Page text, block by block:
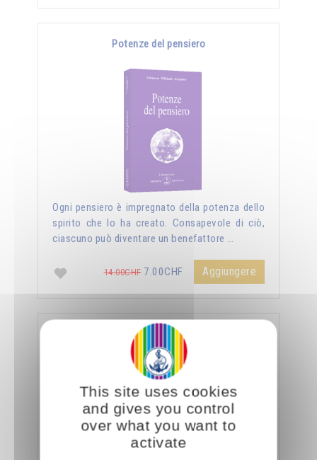
Potenze del pensiero
Ogni pensiero è impregnato della potenza dello
spirito che lo ha creato. Consapevole di ciò,
ciascuno può diventare un benefattore …
14.00CHF7.00CHF Aggiungere
La sessualità forza del cielo
This site uses cookies
and gives you control
over what you want to
activate